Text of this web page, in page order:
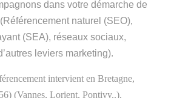
dans votre démarche de
naturel (SEO),
(SEA), réseaux sociaux,
leviers marketing).
intervient en Bretagne,
(Vannes, Lorient, Pontivy..),